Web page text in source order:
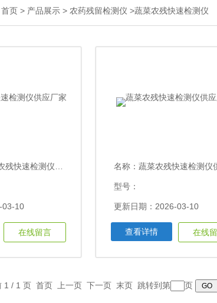
首页 > 产品展示 > 农药残留检测仪 >蔬菜农残快速检测仪
速检测仪供应厂家
03-10
在线留言
名称： 蔬菜农残快速检测仪供应
型号：
更新日期：2026-03-10
查看详情 在线
1 / 1 页 首页 上一页 下一页 末页 跳转到第 页